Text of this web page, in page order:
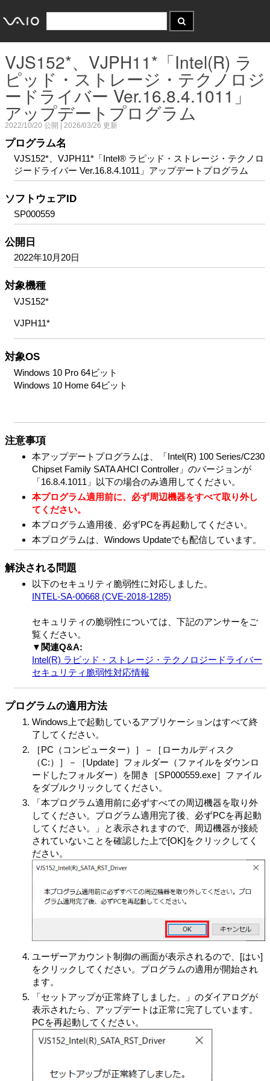
VJS152*、VJPH11*「Intel(R) ラ
ピッド・ストレージ・テクノロジ
ードライバー Ver.16.8.4.1011」
アップデートプログラム
2022/10/20 公開 | 2026/03/26 更新
プログラム名
VJS152*、VJPH11*「Intel® ラピッド・ストレージ・テクノロ
ジードライバー Ver.16.8.4.1011」アップデートプログラム
ソフトウェアID
SP000559
公開日
2022年10月20日
対象機種
VJS152*
VJPH11*
対象OS
Windows 10 Pro 64ビット
Windows 10 Home 64ビット
注意事項
本アップデートプログラムは、「Intel(R) 100 Series/C230
Chipset Family SATA AHCI Controller」のバージョンが
「16.8.4.1011」以下の場合のみ適用してください。
本プログラム適用前に、必ず周辺機器をすべて取り外し
てください。
本プログラム適用後、必ずPCを再起動してください。
本プログラムは、Windows Updateでも配信しています。
解決される問題
以下のセキュリティ脆弱性に対応しました。
INTEL-SA-00668 (CVE-2018-1285)
セキュリティの脆弱性については、下記のアンサーをご
覧ください。
▼関連Q&A:
Intel(R) ラピッド・ストレージ・テクノロジードライバー
セキュリティ脆弱性対応情報
プログラムの適用方法
Windows上で起動しているアプリケーションはすべて終
了してください。
［PC（コンピューター）］－［ローカルディスク
（C:）］－［Update］フォルダー（ファイルをダウンロ
ードしたフォルダー）を開き［SP000559.exe］ファイル
をダブルクリックしてください。
「本プログラム適用前に必ずすべての周辺機器を取り外
してください。プログラム適用完了後、必ずPCを再起動
してください。」と表示されますので、周辺機器が接続
されていないことを確認した上で[OK]をクリックしてく
ださい。
ユーザーアカウント制御の画面が表示されるので、[はい]
をクリックしてください。プログラムの適用が開始され
ます。
「セットアップが正常終了しました。」のダイアログが
表示されたら、アップデートは正常に完了しています。
PCを再起動してください。